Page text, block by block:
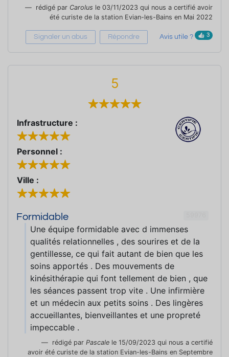
rédigé par Carolus le 03/11/2023 qui nous a certifié avoir
été curiste de la station Evian-les-Bains en Mai 2022
Signaler un abus Répondre Avis utile ? 3
5
Infrastructure :
Personnel :
Ville :
Formidable
Une équipe formidable avec d immenses
qualités relationnelles , des sourires et de la
gentillesse, ce qui fait autant de bien que les
soins apportés . Des mouvements de
kinésithérapie qui font tellement de bien , que
les séances passent trop vite . Une infirmière
et un médecin aux petits soins . Des lingères
accueillantes, bienveillantes et une propreté
impeccable .
rédigé par Pascale le 15/09/2023 qui nous a certifié
avoir été curiste de la station Evian-les-Bains en Septembre